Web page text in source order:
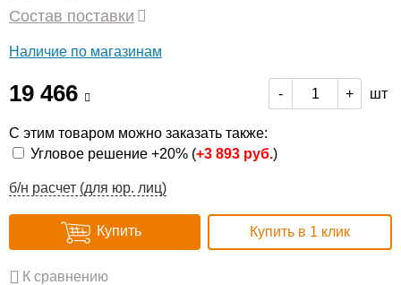
Состав поставки
Наличие по магазинам
19 466 - + шт
С этим товаром можно заказать также:
Угловое решение +20% (+3 893 руб.)
б/н расчет (для юр. лиц)
Купить Купить в 1 клик
К сравнению